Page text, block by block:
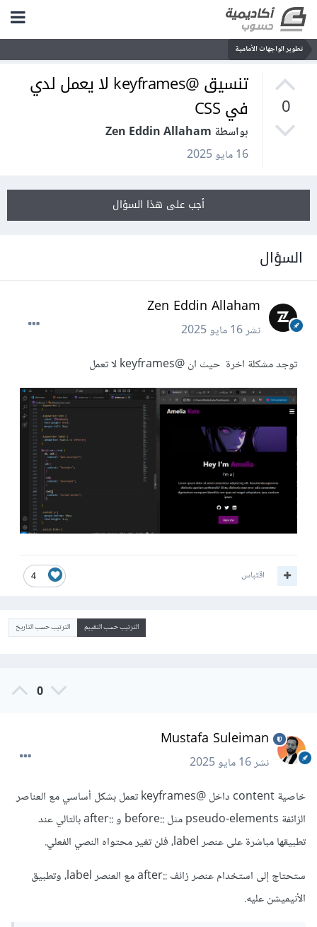
تطوير الواجهات الأمامية
0
تنسيق @keyframes لا يعمل لدي
في CSS
بواسطة Zen Eddin Allaham
16 مايو 2025
أجب على هذا السؤال
السؤال
Zen Eddin Allaham
نشر16 مايو 2025
توجد مشكلة اخرة حيث ان @keyframes لا تعمل
4 اقتباس
الترتيب حسب التقييم الترتيب حسب التاريخ
0
Mustafa Suleiman
نشر16 مايو 2025
خاصية content داخل @keyframes تعمل بشكل أساسي مع العناصر
الزائفة pseudo-elements مثل ::before و ::after بالتالي عند
تطبيقها مباشرة على عنصر label، فلن تغير محتواه النصي الفعلي.
ستحتاج إلى استخدام عنصر زائف ::after مع العنصر label، وتطبيق
الأنيميشن عليه.